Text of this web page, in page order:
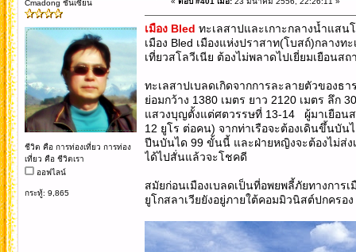
Cmadong ชั้นเซียน
ชีวิต คือ การท่องเที่ยว การท่อง
เที่ยว คือ ชีวิตเรา
ออฟไลน์
กระทู้: 9,865
เมือง Bled ทะเลสาปและเกาะกลางน้ำแสน
เมือง Bled เมืองแห่งปราสาท(โบสถ์)กลาง
เที่ยวสโลวีเนีย ต้องไม่พลาดไปเยี่ยมเยือนส
ทะเลสาปเบลดเกิดจากการละลายตัวของธ
ย่อมกว้าง 1380 เมตร ยาว 2120 เมตร ลึก
แสวงบุญตั้งแต่ศตวรรษที่ 13-14 ผู้มาเยือน
12 ยูโร ต่อคน) จากท่าเรือจะต้องเดินขึ้นบั
ปีนบันได 99 ขั้นนี้ และฝ่ายหญิงจะต้องไม่ส่
ได้ไปสั่นแล้วจะโชคดี
สมัยก่อนเมืองเบลดเป็นที่อพยพลี้ภัยทางกา
ยูโกสลาเวียยังอยู่ภายใต้คอมมิวนิสต์ปกครอง